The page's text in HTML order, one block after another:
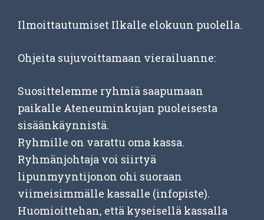
Ilmoittautumiset Ilkalle elokuun puolella.
Ohjeita sujuvoittamaan vierailuanne:
Suosittelemme ryhmiä saapumaan
paikalle Ateneuminkujan puoleisesta
sisäänkäynnistä.
Ryhmille on varattu oma kassa.
Ryhmänjohtaja voi siirtyä
lipunmyyntijonon ohi suoraan
viimeisimmälle kassalle (infopiste).
Huomioittehan, että kyseisellä kassalla